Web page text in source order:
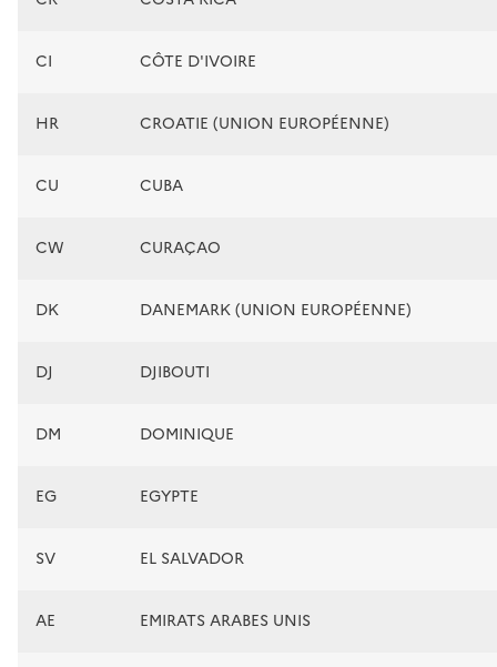
CI CÔTE D'IVOIRE
HR CROATIE (UNION EUROPÉENNE)
CU CUBA
CW CURAÇAO
DK DANEMARK (UNION EUROPÉENNE)
DJ DJIBOUTI
DM DOMINIQUE
EG EGYPTE
SV EL SALVADOR
AE EMIRATS ARABES UNIS